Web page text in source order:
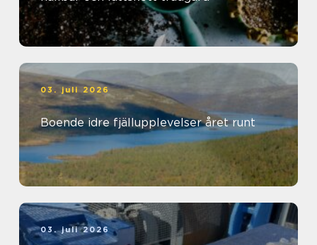
03. juli 2026
Boende idre fjällupplevelser året runt
03. juli 2026